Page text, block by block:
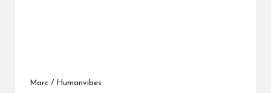
Marc / Humanvibes